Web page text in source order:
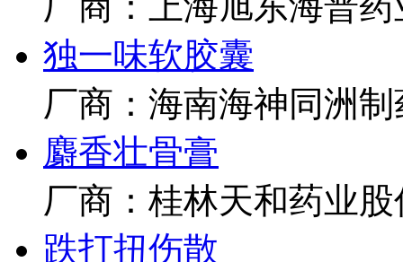
独一味软胶囊
厂商：海南海神同洲
麝香壮骨膏
厂商：桂林天和药业
跌打扭伤散